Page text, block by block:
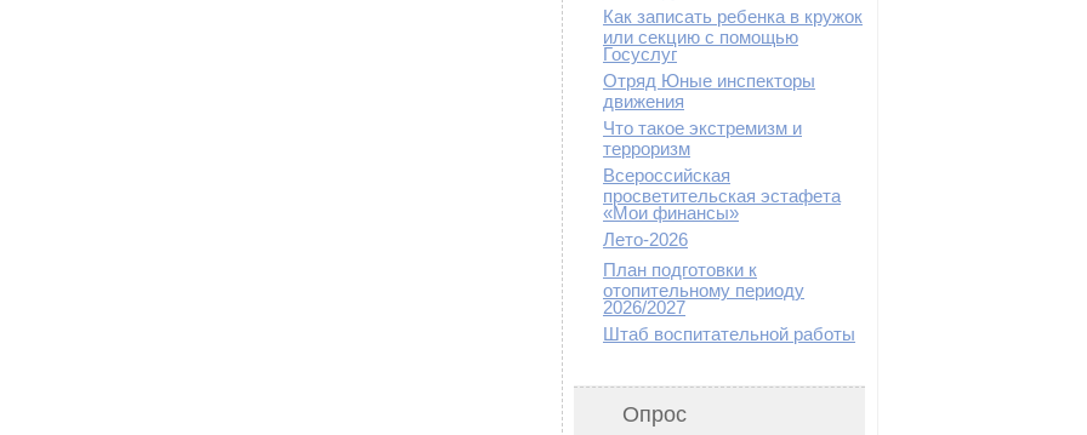
Как записать ребенка в кружок
или секцию с помощью
Госуслуг
Отряд Юные инспекторы
движения
Что такое экстремизм и
терроризм
Всероссийская
просветительская эстафета
«Мои финансы»
Лето-2026
План подготовки к
отопительному периоду
2026/2027
Штаб воспитательной работы
Опрос